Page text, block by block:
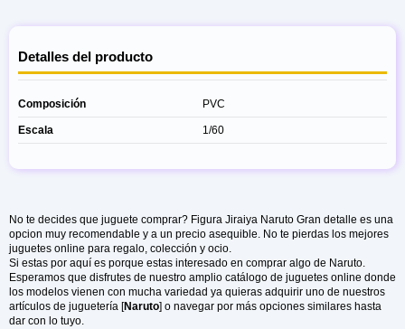
Detalles del producto
Composición PVC
Escala 1/60
No te decides que juguete comprar? Figura Jiraiya Naruto Gran detalle es una
opcion muy recomendable y a un precio asequible. No te pierdas los mejores
juguetes online para regalo, colección y ocio.
Si estas por aquí es porque estas interesado en comprar algo de Naruto.
Esperamos que disfrutes de nuestro amplio catálogo de juguetes online donde
los modelos vienen con mucha variedad ya quieras adquirir uno de nuestros
artículos de juguetería [Naruto] o navegar por más opciones similares hasta
dar con lo tuyo.